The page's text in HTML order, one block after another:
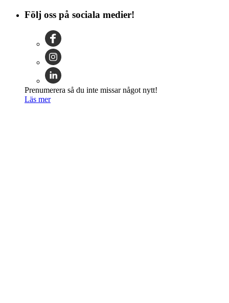
Följ oss på sociala medier!
Prenumerera så du inte missar något nytt!
Läs mer